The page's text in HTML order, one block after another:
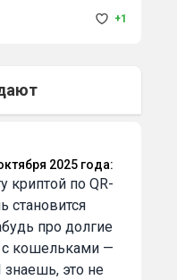
+1
2025 года:
криптой по QR-
про долгие
кошельками —